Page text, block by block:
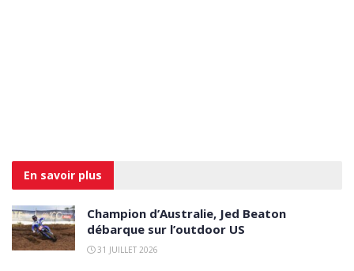
En savoir plus
Champion d’Australie, Jed Beaton
débarque sur l’outdoor US
31 JUILLET 2026